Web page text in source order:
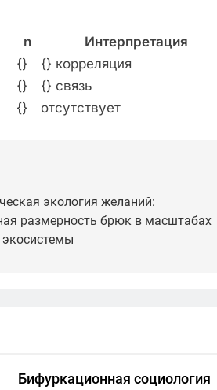
n
Интерпретация
{}
{} корреляция
{}
{} связь
{} отсутствует
экология желаний:
размерность брюк в масштабах
экосистемы
Бифуркационная социология